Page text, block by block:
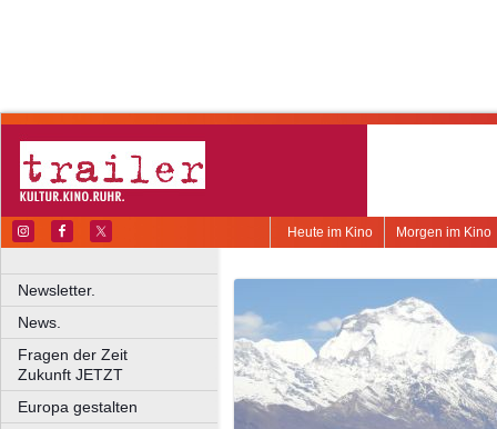
Morgen im Kino
Heute im Kino
Newsletter.
News.
Fragen der Zeit
Zukunft JETZT
Europa gestalten